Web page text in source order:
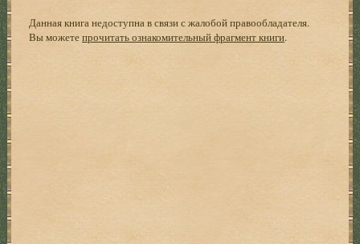
Данная книга недоступна в связи с жалобой правообладателя.
Вы можетепрочитать ознакомительный фрагмент книги.